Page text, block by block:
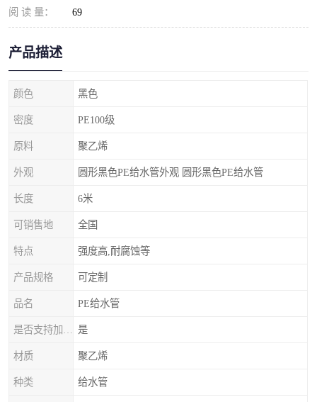
阅 读 量： 69
产品描述
颜色 黑色
密度 PE100级
原料 聚乙烯
外观 圆形黑色PE给水管外观 圆形黑色PE给水管
长度 6米
可销售地 全国
特点 强度高,耐腐蚀等
产品规格 可定制
品名 PE给水管
是
材质 聚乙烯
种类 给水管